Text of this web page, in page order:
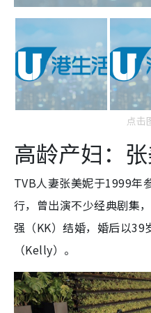
点击
高龄产妇：
TVB人妻张美妮于1999年
行，曾出演不少经典剧集
强（KK）结婚，婚后以39
（Kelly）。